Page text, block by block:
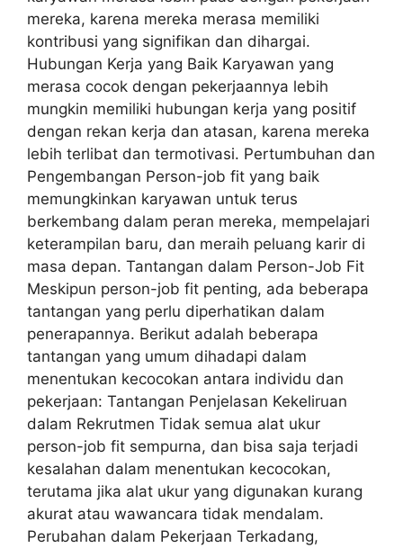
mereka, karena mereka merasa memiliki
kontribusi yang signifikan dan dihargai.
Hubungan Kerja yang Baik Karyawan yang
merasa cocok dengan pekerjaannya lebih
mungkin memiliki hubungan kerja yang positif
dengan rekan kerja dan atasan, karena mereka
lebih terlibat dan termotivasi. Pertumbuhan dan
Pengembangan Person-job fit yang baik
memungkinkan karyawan untuk terus
berkembang dalam peran mereka, mempelajari
keterampilan baru, dan meraih peluang karir di
masa depan. Tantangan dalam Person-Job Fit
Meskipun person-job fit penting, ada beberapa
tantangan yang perlu diperhatikan dalam
penerapannya. Berikut adalah beberapa
tantangan yang umum dihadapi dalam
menentukan kecocokan antara individu dan
pekerjaan: Tantangan Penjelasan Kekeliruan
dalam Rekrutmen Tidak semua alat ukur
person-job fit sempurna, dan bisa saja terjadi
kesalahan dalam menentukan kecocokan,
terutama jika alat ukur yang digunakan kurang
akurat atau wawancara tidak mendalam.
Perubahan dalam Pekerjaan Terkadang,